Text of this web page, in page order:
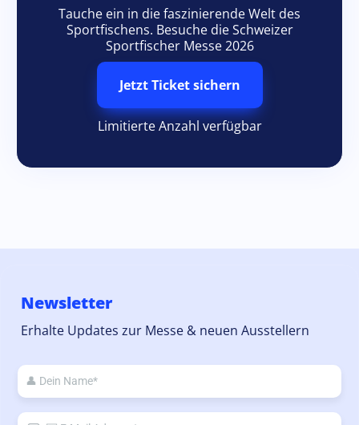
Tauche ein in die faszinierende Welt des
Sportfischens. Besuche die Schweizer
Sportfischer Messe 2026
Jetzt Ticket sichern
Limitierte Anzahl verfügbar
Newsletter
Erhalte Updates zur Messe & neuen Ausstellern